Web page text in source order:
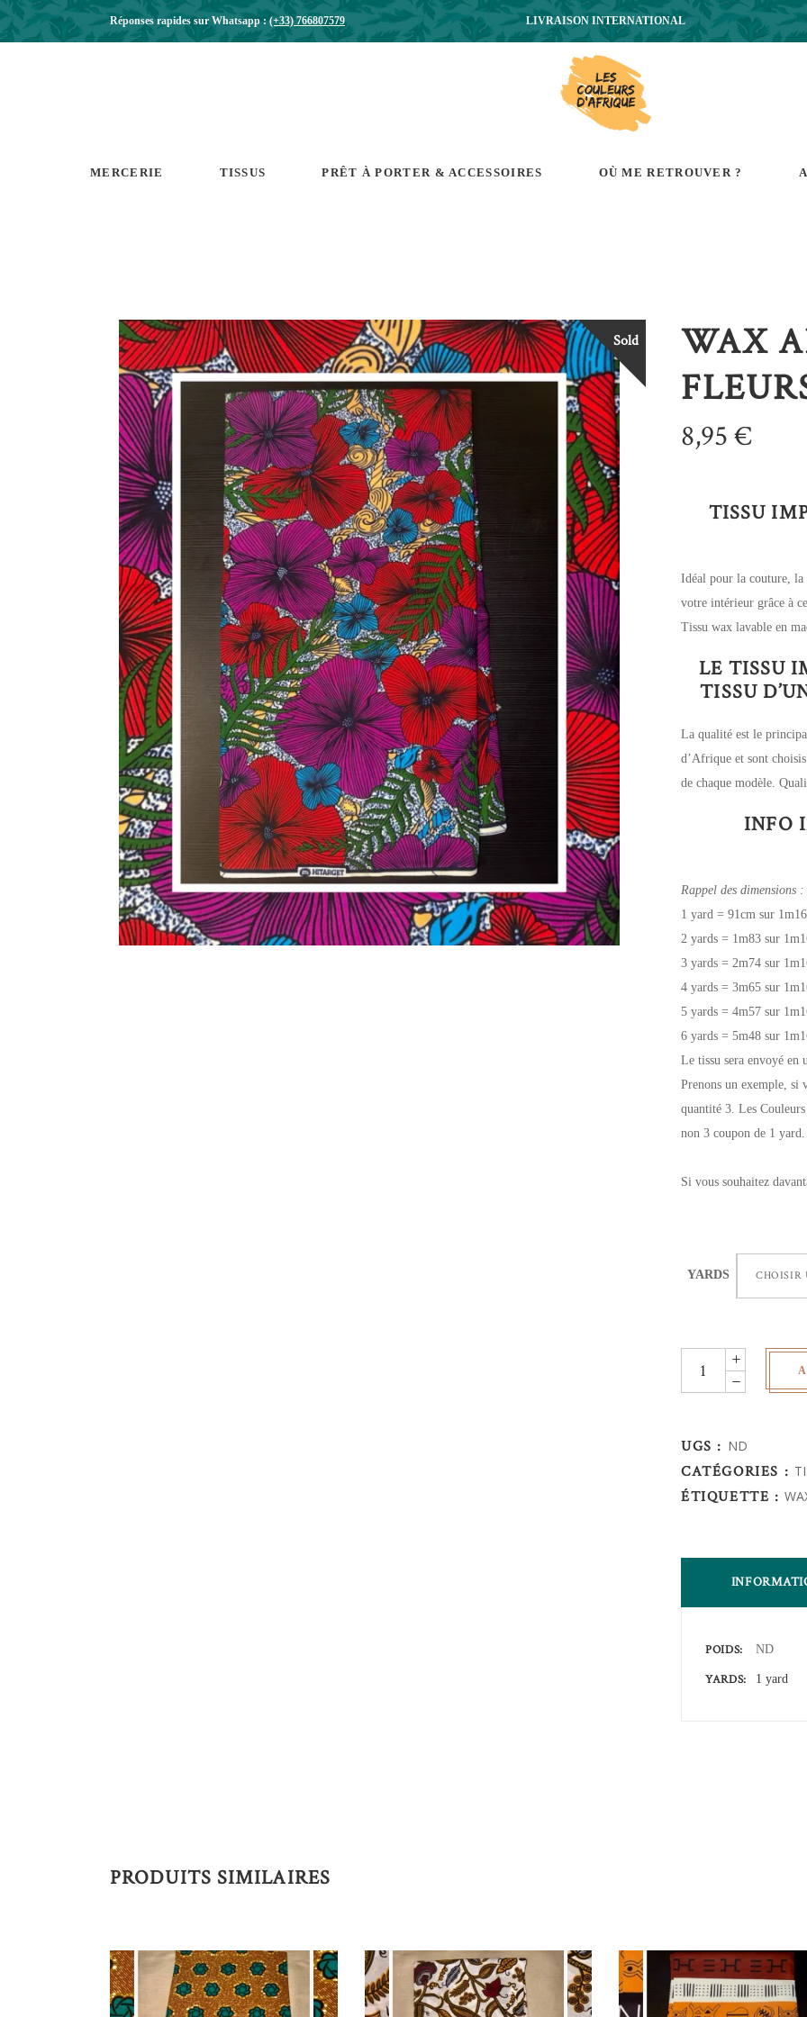
Réponses rapides sur Whatsapp :(+33) 766807579 LIVRAISON INTERNATIONAL
MERCERIE TISSUS PRÊT À PORTER & ACCESSOIRES OÙ ME RETROUVER ?
Sold
WAX
8,95€
TISSU
Idéal pour la couture, la
votre intérieur grâce à
Tissu wax lavable en
LE TISSU
TISSU
La qualité est le
d’Afrique et sont
de chaque modèle.
INFO
Rappel des dimensions :
1 yard = 91cm sur 1m16
2 yards = 1m83 sur
3 yards = 2m74 sur
4 yards = 3m65 sur
5 yards = 4m57 sur
6 yards = 5m48 sur
Le tissu sera envoyé en
Prenons un exemple, si
quantité 3. Les
non 3 coupon de 1 yard.
Si vous souhaitez
YARDS CHOISIR
UGS : ND
CATÉGORIES :
ÉTIQUETTE :
POIDS ND
YARDS 1 yard
PRODUITS SIMILAIRES